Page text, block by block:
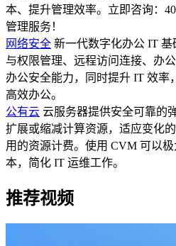
本、提升管理效率。立即咨询：
管理服务！
网络安全 新一代数字化办公 IT
与权限管理、远程访问连接、办
办公安全能力，同时提升 IT 效率
高效办公。
公有云 云服务器提供安全可靠的
扩展或缩减计算资源，适应变化
用的资源计费。使用 CVM 可以
本，简化 IT 运维工作。
推荐视频